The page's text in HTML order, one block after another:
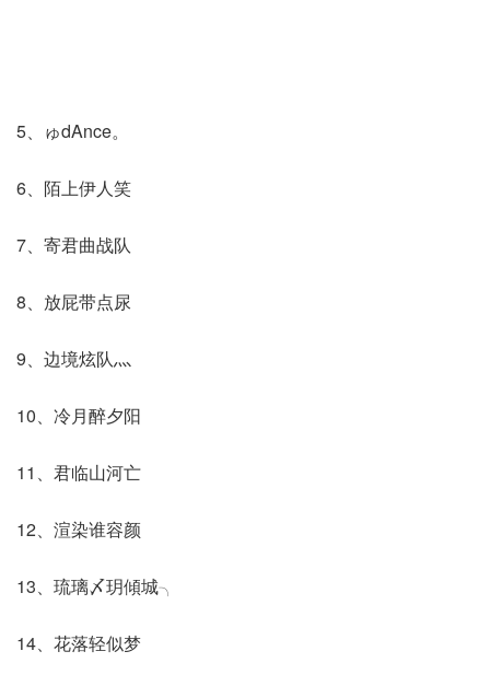
5、ゅdAnce。
6、陌上伊人笑
7、寄君曲战队
8、放屁带点尿
9、边境炫队灬
10、冷月醉夕阳
11、君临山河亡
12、渲染谁容颜
13、琉璃〆玥傾城╮
14、花落轻似梦